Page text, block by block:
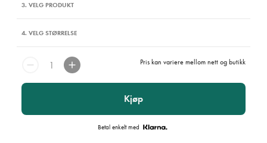
3. VELG PRODUKT
4. VELG STØRRELSE
Pris kan variere mellom nett og butikk
Kjøp
Betal enkelt med